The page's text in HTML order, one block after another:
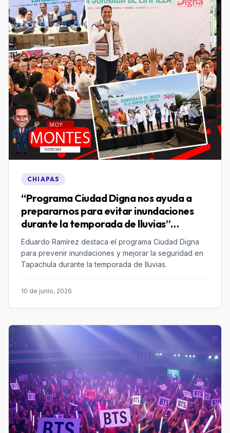
CHIAPAS
“Programa Ciudad Digna nos ayuda a
prepararnos para evitar inundaciones
durante la temporada de lluvias”
Eduardo Ramírez destaca el programa Ciudad Digna
para prevenir inundaciones y mejorar la seguridad en
Tapachula durante la temporada de lluvias.
10 de junio, 2026